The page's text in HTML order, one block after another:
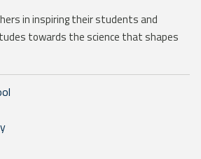
in inspiring their students and
towards the science that shapes